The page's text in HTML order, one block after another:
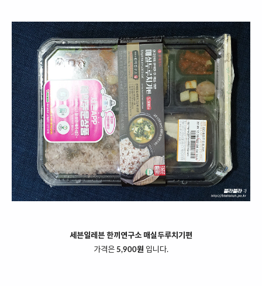
세븐일레븐 한끼연구소 매실두루치기편
가격은 5,900원 입니다.